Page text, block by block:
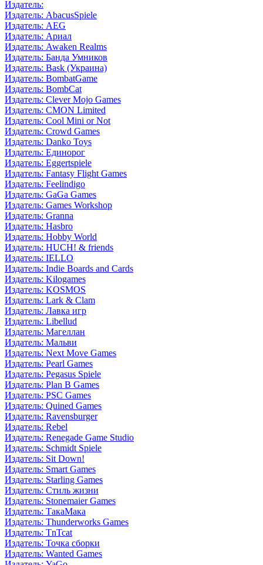
Издатель:
Издатель: AbacusSpiele
Издатель: AEG
Издатель: Ариал
Издатель: Awaken Realms
Издатель: Банда Умников
Издатель: Bask (Украина)
Издатель: BombatGame
Издатель: BombCat
Издатель: Clever Mojo Games
Издатель: CMON Limited
Издатель: Cool Mini or Not
Издатель: Crowd Games
Издатель: Danko Toys
Издатель: Единорог
Издатель: Eggertspiele
Издатель: Fantasy Flight Games
Издатель: Feelindigo
Издатель: GaGa Games
Издатель: Games Workshop
Издатель: Granna
Издатель: Hasbro
Издатель: Hobby World
Издатель: HUCH! & friends
Издатель: IELLO
Издатель: Indie Boards and Cards
Издатель: Kilogames
Издатель: KOSMOS
Издатель: Lark & Clam
Издатель: Лавка игр
Издатель: Libellud
Издатель: Магеллан
Издатель: Мальви
Издатель: Next Move Games
Издатель: Pearl Games
Издатель: Pegasus Spiele
Издатель: Plan B Games
Издатель: PSC Games
Издатель: Quined Games
Издатель: Ravensburger
Издатель: Rebel
Издатель: Renegade Game Studio
Издатель: Schmidt Spiele
Издатель: Sit Down!
Издатель: Smart Games
Издатель: Starling Games
Издатель: Стиль жизни
Издатель: Stonemaier Games
Издатель: ТакаМака
Издатель: Thunderworks Games
Издатель: TnTcat
Издатель: Точка сборки
Издатель: Wanted Games